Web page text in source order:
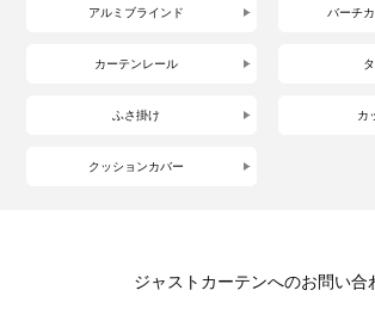
アルミブラインド バーチ
カーテンレール
ふさ掛け カ
クッションカバー
ジャストカーテンへのお問い合